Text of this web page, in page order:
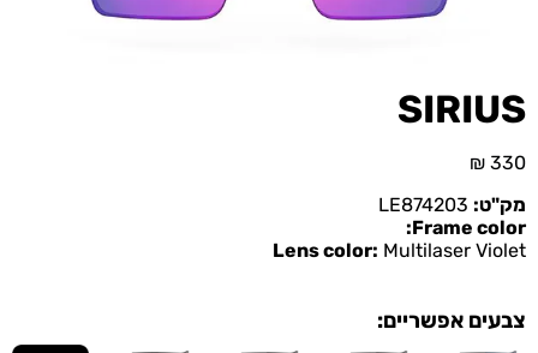
SIRIUS
₪ 330
מק"ט:
Frame color:
Lens color: Multilaser Violet
צבעים אפשריים: